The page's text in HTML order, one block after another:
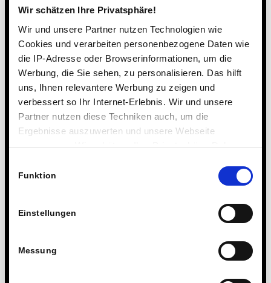
Wir schätzen Ihre Privatsphäre!
Wir und unsere Partner nutzen Technologien wie
Cookies und verarbeiten personenbezogene Daten wie
die IP-Adresse oder Browserinformationen, um die
Werbung, die Sie sehen, zu personalisieren. Das hilft
uns, Ihnen relevantere Werbung zu zeigen und
verbessert so Ihr Internet-Erlebnis. Wir und unsere
Partner nutzen diese Techniken auch, um die
Ergebnisse auszuwerten und unsere Webseite
anzupassen. Wir schätzen Ihre Privatsphäre. Daher
Technologien.
Funktion
Einstellungen
Messung
1. SEPTEMBER 2025
Eintrag teilen